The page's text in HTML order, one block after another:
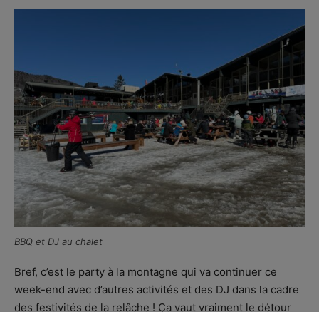
BBQ et DJ au chalet
Bref, c’est le party à la montagne qui va continuer ce
week-end avec d’autres activités et des DJ dans la cadre
des festivités de la relâche ! Ça vaut vraiment le détour